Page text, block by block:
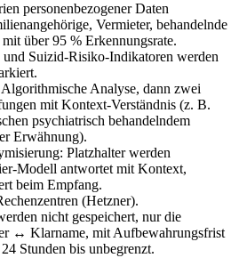
personenbezogener Daten
Vermieter, behandelnde
über 95 % Erkennungsrate.
und Suizid-Risiko-Indikatoren werden
Analyse, dann zwei
mit Kontext-Verständnis (z. B.
psychiatrisch behandelndem
Erwähnung).
Platzhalter werden
Modell antwortet mit Kontext,
beim Empfang.
(Hetzner).
nicht gespeichert, nur die
↔ Klarname, mit Aufbewahrungsfrist
Stunden bis unbegrenzt.